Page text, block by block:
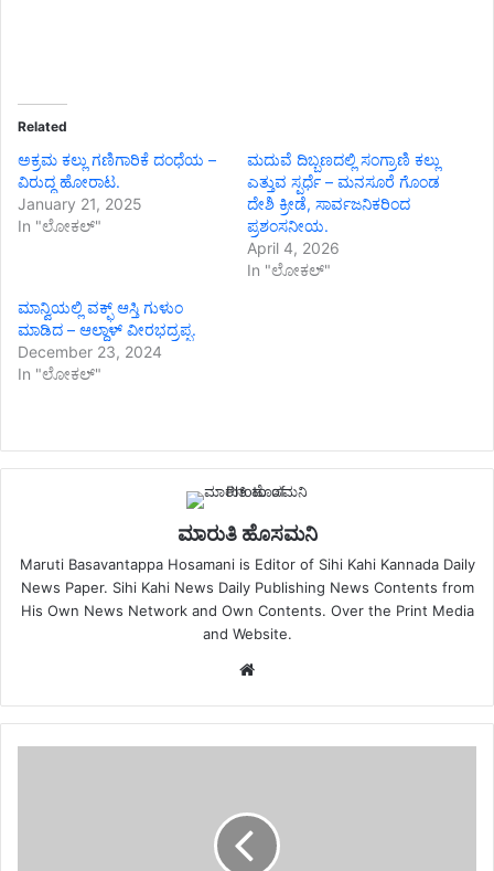
Related
ಅಕ್ರಮ ಕಲ್ಲು ಗಣಿಗಾರಿಕೆ ದಂಧೆಯ –
ವಿರುದ್ಧ ಹೋರಾಟ.
January 21, 2025
In "ಲೋಕಲ್"
ಮದುವೆ ದಿಬ್ಬಣದಲ್ಲಿ ಸಂಗ್ರಾಣಿ ಕಲ್ಲು
ಎತ್ತುವ ಸ್ಪರ್ಧೆ – ಮನಸೂರೆ ಗೊಂಡ
ದೇಶಿ ಕ್ರೀಡೆ, ಸಾರ್ವಜನಿಕರಿಂದ
ಪ್ರಶಂಸನೀಯ.
April 4, 2026
In "ಲೋಕಲ್"
ಮಾನ್ವಿಯಲ್ಲಿ ವಕ್ಫ್ ಆಸ್ತಿ ಗುಳುಂ
ಮಾಡಿದ – ಆಲ್ದಾಳ್ ವೀರಭದ್ರಪ್ಪ.
December 23, 2024
In "ಲೋಕಲ್"
ಮಾರುತಿ ಹೊಸಮನಿ
Maruti Basavantappa Hosamani is Editor of Sihi Kahi Kannada Daily
News Paper. Sihi Kahi News Daily Publishing News Contents from
His Own News Network and Own Contents. Over the Print Media
and Website.
Website